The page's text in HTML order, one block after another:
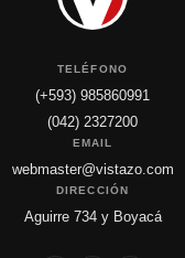
TELÉFONO
(+593) 985860991
(042) 2327200
EMAIL
webmaster@vistazo.com
DIRECCIÓN
Aguirre 734 y Boyacá